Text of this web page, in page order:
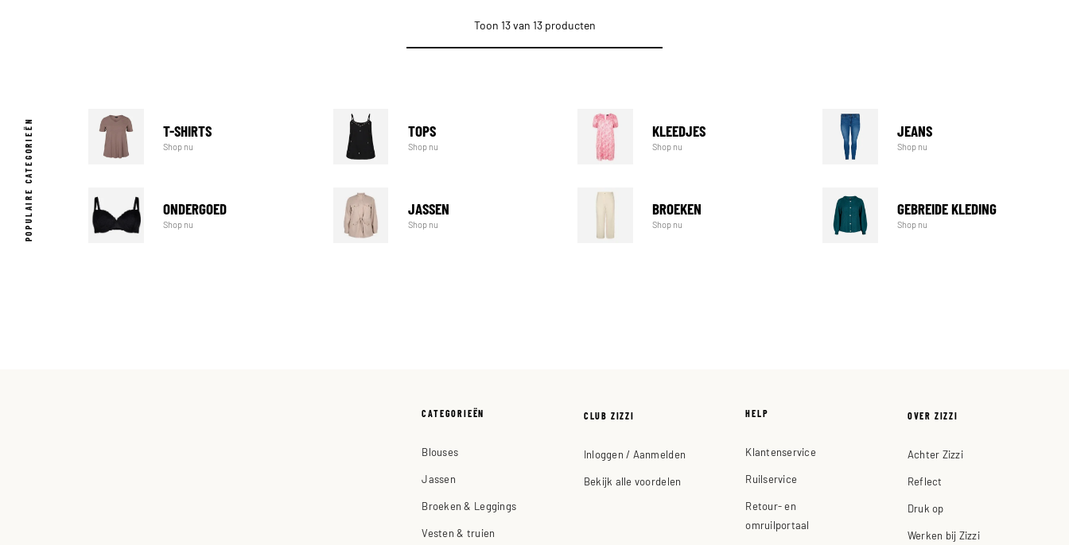
Toon 13 van 13 producten
POPULAIRE CATEGORIEËN T-SHIRTS
Shop nu
TOPS
Shop nu
KLEEDJES
Shop nu
JEANS
Shop nu
ONDERGOED
Shop nu
JASSEN
Shop nu
BROEKEN
Shop nu
GEBREIDE KLEDING
Shop nu
CATEGORIEËN
Blouses
Jassen
Broeken & Leggings
Vesten & truien
CLUB ZIZZI
Inloggen / Aanmelden
Bekijk alle voordelen
HELP
Klantenservice
Ruilservice
Retour- en
omruilportaal
OVER ZIZZI
Achter Zizzi
Reflect
Druk op
Werken bij Zizzi